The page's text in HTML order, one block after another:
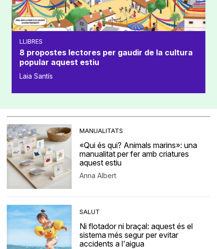
LLIBRES
8 propostes lectores per gaudir de la cultura
popular aquest estiu
Laia Santís
MANUALITATS
«Qui és qui? Animals marins»: una
manualitat per fer amb criatures
aquest estiu
Anna Albert
SALUT
Ni flotador ni braçal: aquest és el
sistema més segur per evitar
accidents a l'aigua